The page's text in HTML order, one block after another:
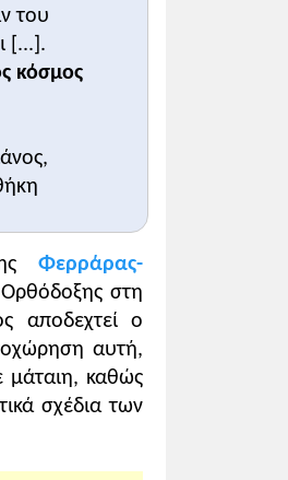
του
[...].
κόσμος
Φερράρας-
στη
αποδεχτεί ο
αυτή,
μάταιη, καθώς
σχέδια των